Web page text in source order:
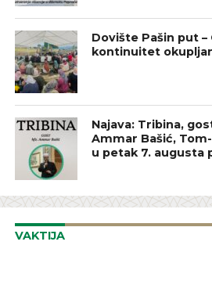
Dovište Pašin put
kontinuitet
Najava: Tribina,
Ammar Bašić,
u petak 7. augusta
VAKTIJA